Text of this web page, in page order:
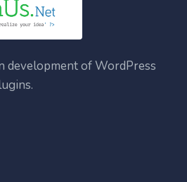
development of WordPress